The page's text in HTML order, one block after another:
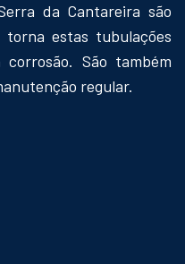
da Cantareira são
estas tubulações
São também
regular.